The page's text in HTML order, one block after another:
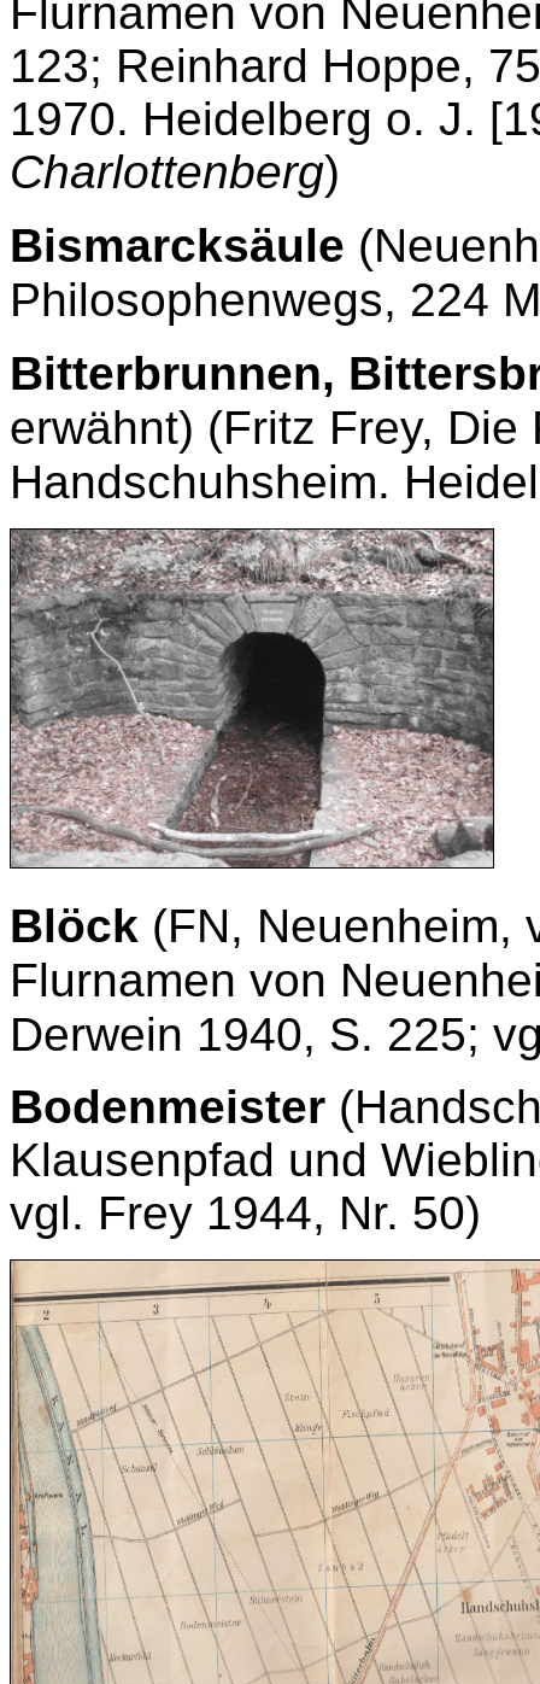
Flurnamen von
123; Reinhard Hoppe,
1970. Heidelberg o. J.
Charlottenberg)
Bismarcksäule
Philosophenwegs, 224
Bitterbrunnen,
erwähnt) (Fritz Frey, Die
Handschuhsheim.
Blöck (FN, Neuenheim,
Flurnamen von
Derwein 1940, S. 225;
Bodenmeister
Klausenpfad und
vgl. Frey 1944, Nr. 50)